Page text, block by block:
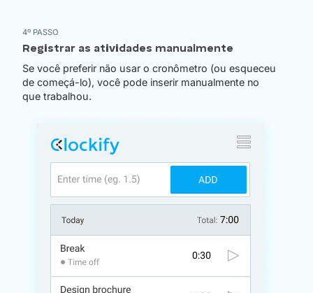
4º PASSO
Registrar as atividades manualmente
Se você preferir não usar o cronômetro (ou esqueceu
de começá-lo), você pode inserir manualmente no
que trabalhou.